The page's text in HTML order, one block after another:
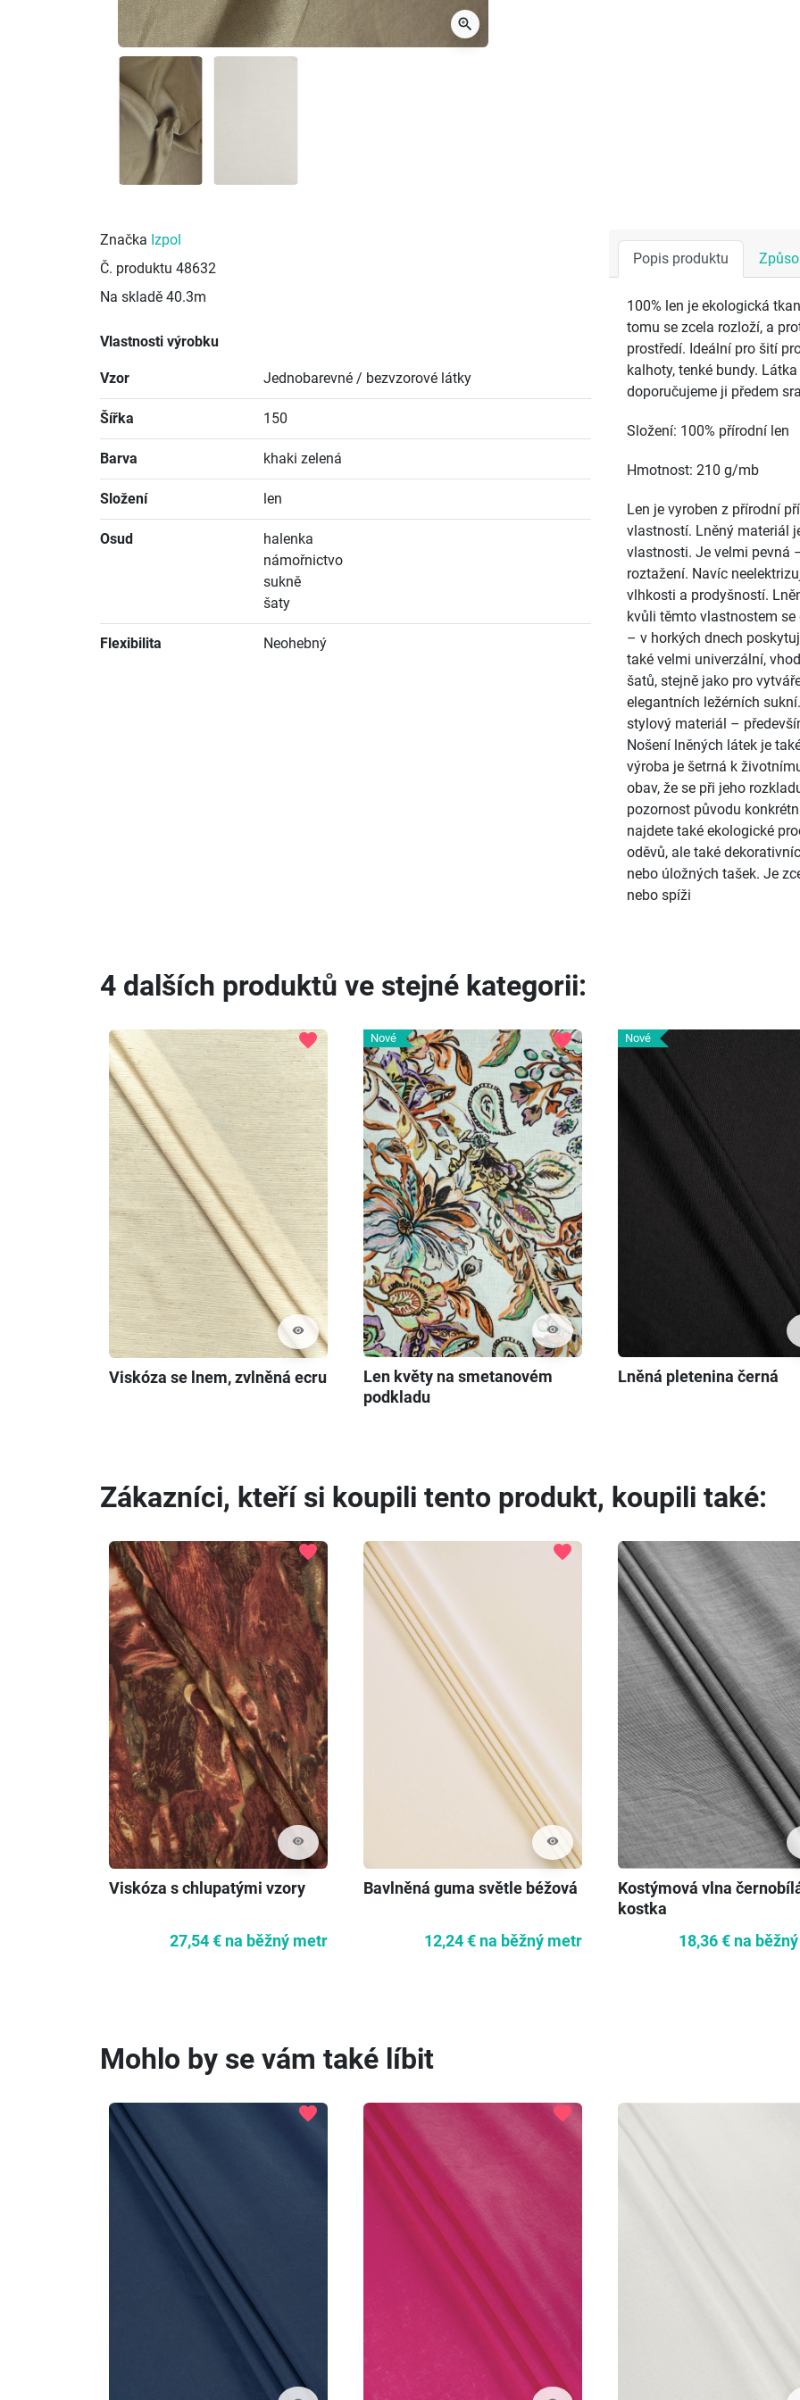
zoom_in
Značka Izpol
Č. produktu 48632
Na skladě 40.3m
Vlastnosti výrobku
Vzor Jednobarevné / bezvzorové látky
Šířka 150
Barva khaki zelená
Složení len
Osud
halenka
námořnictvo
sukně
šaty
Flexibilita Neohebný
Popis produktu
100% len je ekologická
tomu se zcela rozloží, a
prostředí. Ideální pro šití
kalhoty, tenké bundy.
doporučujeme ji předem
Složení: 100% přírodní len
Hmotnost: 210 g/mb
Len je vyroben z přírodní
vlastností. Lněný materiál
vlastnosti. Je velmi pevná
roztažení. Navíc
vlhkosti a prodyšností.
kvůli těmto vlastnostem
– v horkých dnech
také velmi univerzální,
šatů, stejně jako pro
elegantních ležérních
stylový materiál –
Nošení lněných látek je
výroba je šetrná k
obav, že se při jeho
pozornost původu
najdete také ekologické
oděvů, ale také
nebo úložných tašek. Je
nebo spíži
4 dalších produktů ve stejné kategorii:
visibility
favorite
Viskóza se lnem, zvlněná ecru
Nové
visibility
favorite
Len květy na smetanovém
podkladu
Nové
Lněná pletenina černá
Zákazníci, kteří si koupili tento produkt, koupili také:
visibility
favorite
Viskóza s chlupatými vzory
27,54 € na běžný metr
visibility
favorite
Bavlněná guma světle béžová
12,24 € na běžný metr
Kostýmová vlna
kostka
18,36 € na
Mohlo by se vám také líbit
favorite favorite